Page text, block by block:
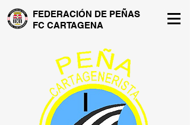
FEDERACIÓN DE PEÑAS
FC CARTAGENA